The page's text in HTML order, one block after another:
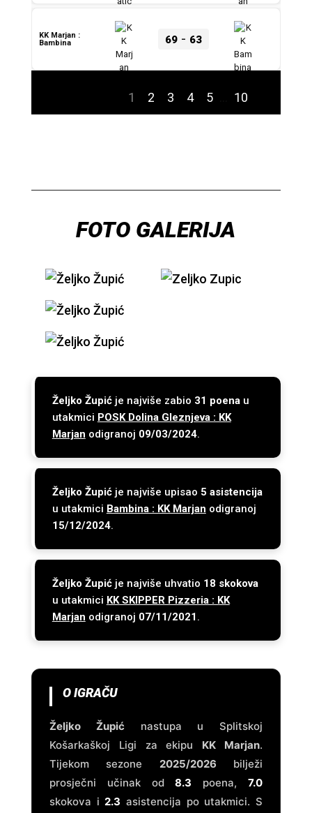
69- 63
KK Marjan :
Bambina
1 2 3 4 5 10
FOTO GALERIJA
Željko Župićje najviše zabio 31 poenau
utakmici POSK Dolina Gleznjeva : KK
Marjan odigranoj 09/03/2024.
Željko Župićje najviše upisao 5 asistencija
u utakmici Bambina : KK Marjan odigranoj
15/12/2024.
Željko Župićje najviše uhvatio 18 skokova
u utakmici KK SKIPPER Pizzeria : KK
Marjan odigranoj 07/11/2021.
O IGRAČU
Željko Župićnastupa u Splitskoj
Košarkaškoj Ligi za ekipu KK Marjan.
Tijekom sezone 2025/2026 bilježi
prosječni učinak od8.3 poena,7.0
skokova i2.3 asistencija po utakmici. S